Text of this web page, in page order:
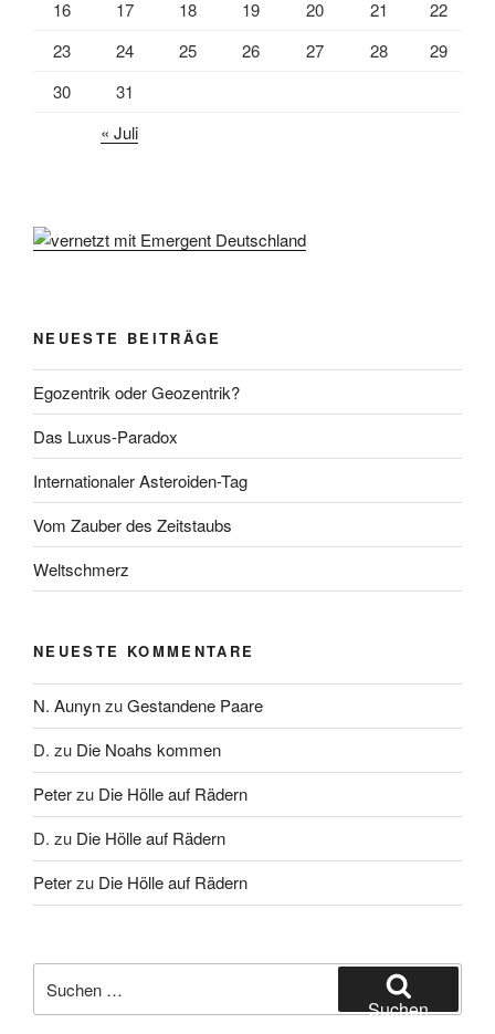
16 17 18 19 20 21
22
23
24 25 26 27 28
29
30
31
« Juli
NEUESTE BEITRÄGE
Egozentrik oder Geozentrik?
Das Luxus-Paradox
Internationaler Asteroiden-Tag
Vom Zauber des Zeitstaubs
Weltschmerz
NEUESTE KOMMENTARE
N. AunynzuGestandene Paare
D. zu Die Noahs kommen
Peterzu Die Hölle auf Rädern
D. zu Die Hölle auf Rädern
Peterzu Die Hölle auf Rädern
nach:
Suchen